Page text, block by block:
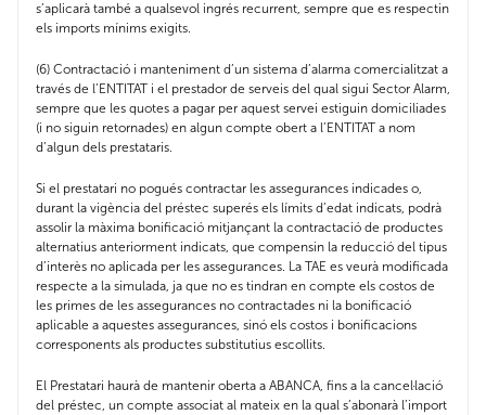
s’aplicarà també a qualsevol ingrés recurrent, sempre que es respectin
els imports mínims exigits.
(6) Contractació i manteniment d’un sistema d’alarma comercialitzat a
través de l’ENTITAT i el prestador de serveis del qual sigui Sector Alarm,
sempre que les quotes a pagar per aquest servei estiguin domiciliades
(i no siguin retornades) en algun compte obert a l’ENTITAT a nom
d’algun dels prestataris.
Si el prestatari no pogués contractar les assegurances indicades o,
durant la vigència del préstec superés els límits d’edat indicats, podrà
assolir la màxima bonificació mitjançant la contractació de productes
alternatius anteriorment indicats, que compensin la reducció del tipus
d’interès no aplicada per les assegurances. La TAE es veurà modificada
respecte a la simulada, ja que no es tindran en compte els costos de
les primes de les assegurances no contractades ni la bonificació
aplicable a aquestes assegurances, sinó els costos i bonificacions
corresponents als productes substitutius escollits.
El Prestatari haurà de mantenir oberta a ABANCA, fins a la cancel·lació
del préstec, un compte associat al mateix en la qual s’abonarà l’import